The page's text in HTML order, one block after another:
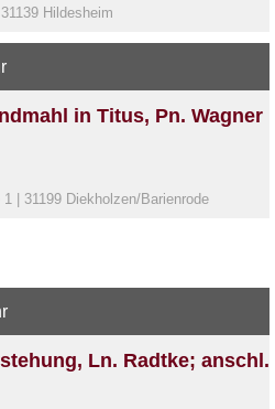
Hildesheim
in Titus, Pn. Wagner
| 31199 Diekholzen/Barienrode
Ln. Radtke; anschl.